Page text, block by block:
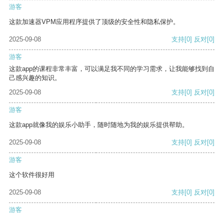
游客
这款加速器VPM应用程序提供了顶级的安全性和隐私保护。
2025-09-08 支持[0] 反对[0]
游客
这款app的课程非常丰富，可以满足我不同的学习需求，让我能够找到自
己感兴趣的知识。
2025-09-08
支持[0] 反对[0]
游客
这款app就像我的娱乐小助手，随时随地为我的娱乐提供帮助。
2025-09-08 支持[0] 反对[0]
游客
这个软件很好用
2025-09-08 支持[0] 反对[0]
游客